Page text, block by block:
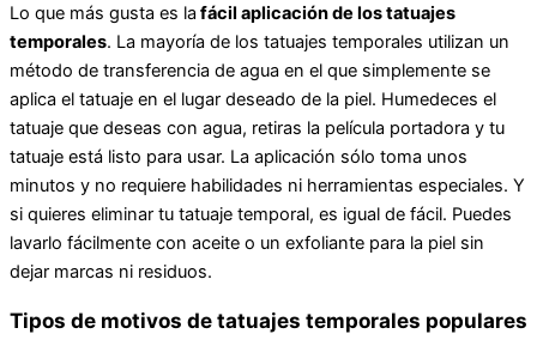
Lo que más gusta es la fácil aplicación de los tatuajes
temporales. La mayoría de los tatuajes temporales utilizan un
método de transferencia de agua en el que simplemente se
aplica el tatuaje en el lugar deseado de la piel. Humedeces el
tatuaje que deseas con agua, retiras la película portadora y tu
tatuaje está listo para usar. La aplicación sólo toma unos
minutos y no requiere habilidades ni herramientas especiales. Y
si quieres eliminar tu tatuaje temporal, es igual de fácil. Puedes
lavarlo fácilmente con aceite o un exfoliante para la piel sin
dejar marcas ni residuos.
Tipos de motivos de tatuajes temporales populares